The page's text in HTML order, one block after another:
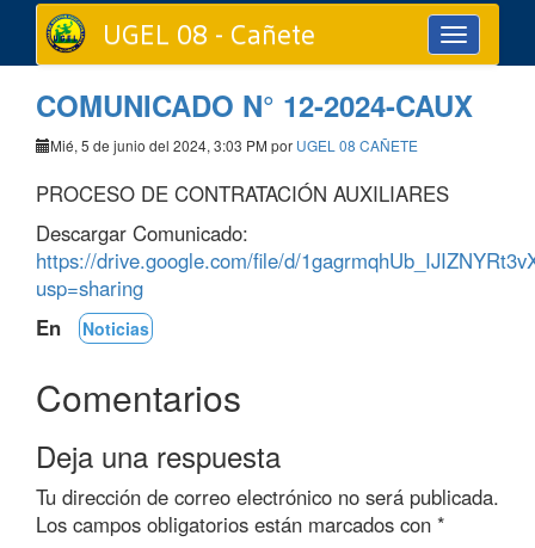
Toggle
navigation
UGEL 08 - Cañete
COMUNICADO N° 12-2024-CAUX
Mié, 5 de junio del 2024, 3:03 PM por UGEL 08 CAÑETE
PROCESO DE CONTRATACIÓN AUXILIARES
Descargar Comunicado:
https://drive.google.com/file/d/
usp=sharing
En
Noticias
Comentarios
Deja una respuesta
Tu dirección de correo electrónico no será publicada.
Los campos obligatorios están marcados con *